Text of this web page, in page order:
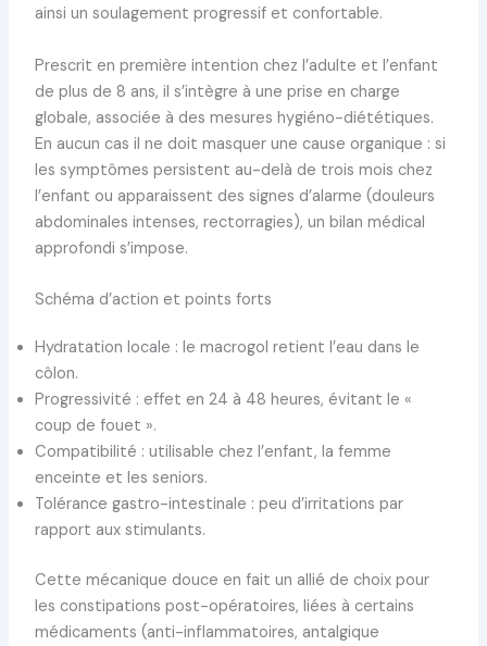
ainsi un soulagement progressif et confortable.
Prescrit en première intention chez l’adulte et l’enfant
de plus de 8 ans, il s’intègre à une prise en charge
globale, associée à des mesures hygiéno-diététiques.
En aucun cas il ne doit masquer une cause organique : si
les symptômes persistent au-delà de trois mois chez
l’enfant ou apparaissent des signes d’alarme (douleurs
abdominales intenses, rectorragies), un bilan médical
approfondi s’impose.
Schéma d’action et points forts
Hydratation locale : le macrogol retient l’eau dans le
côlon.
Progressivité : effet en 24 à 48 heures, évitant le «
coup de fouet ».
Compatibilité : utilisable chez l’enfant, la femme
enceinte et les seniors.
Tolérance gastro-intestinale : peu d’irritations par
rapport aux stimulants.
Cette mécanique douce en fait un allié de choix pour
les constipations post-opératoires, liées à certains
médicaments (anti-inflammatoires, antalgique